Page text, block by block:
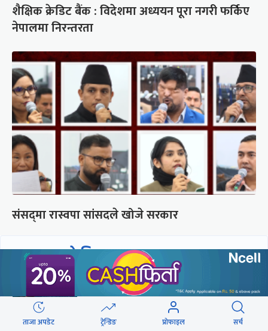
शैक्षिक क्रेडिट बैंक : विदेशमा अध्ययन पूरा नगरी फर्किए
नेपालमा निरन्तरता
संसद्‍मा रास्वपा सांसदले खोजे सरकार
छुटाउनुभयो कि ?
संसद्लाई टेर्दैनन् प्रधानमन्त्री, लाचार
छन् सभामुख
ताजा अपडेट ट्रेन्डिङ प्रोफाइल सर्च